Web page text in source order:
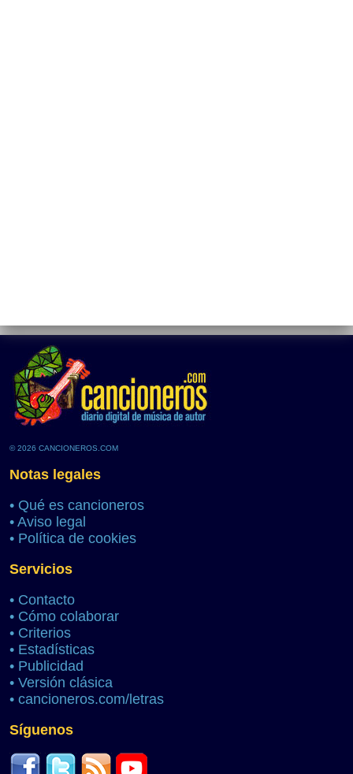
© 2026 CANCIONEROS.COM
Notas legales
• Qué es cancioneros
• Aviso legal
• Política de cookies
Servicios
• Contacto
• Cómo colaborar
• Criterios
• Estadísticas
• Publicidad
• Versión clásica
• cancioneros.com/letras
Síguenos